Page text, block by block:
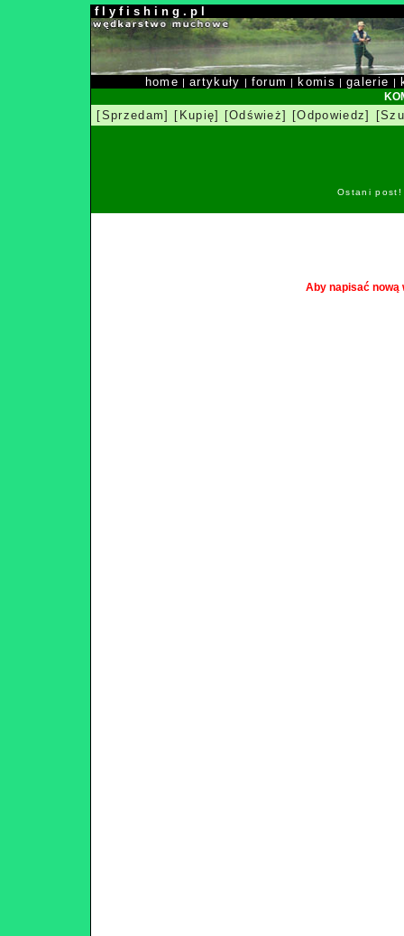
f l y f i s h i n g . p l
home |artykuły | forum | komis |galerie |
[Sprzedam] [Kupię] [Odśwież] [Odpowiedz]
Ostani post!
Aby napisać nową